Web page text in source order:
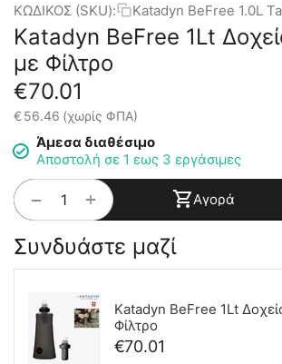
ΚΩΔΙΚΟΣ (SKU): Katadyn BeFree 1.0L
Katadyn BeFree 1Lt
με Φίλτρο
€70.01
€56.46 (χωρίς ΦΠΑ)
Άμεσα διαθέσιμο
Αποστολή σε 1 εως 3 εργάσιμες
+
− Αγορά
Συνδυάστε μαζί
Katadyn BeFree 1Lt
Φίλτρο
€70.01